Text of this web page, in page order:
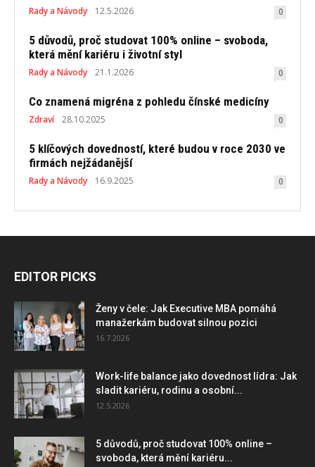
Rady a Návody 12.5.2026 0
5 důvodů, proč studovat 100% online – svoboda,
která mění kariéru i životní styl
Rady a Návody 21.1.2026 0
Co znamená migréna z pohledu čínské medicíny
Zdraví 28.10.2025 0
5 klíčových dovedností, které budou v roce 2030 ve
firmách nejžádanější
Rady a Návody 16.9.2025 0
EDITOR PICKS
Ženy v čele: Jak Executive MBA pomáhá
manažerkám budovat silnou pozici
16.7.2026
Work-life balance jako dovednost lídra: Jak
sladit kariéru, rodinu a osobní...
12.5.2026
5 důvodů, proč studovat 100% online –
svoboda, která mění kariéru...